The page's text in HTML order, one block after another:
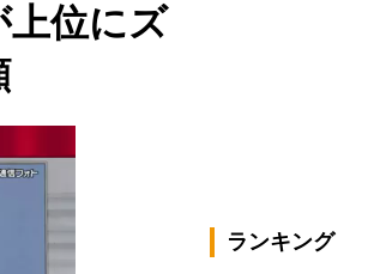
上位にズ
ランキング